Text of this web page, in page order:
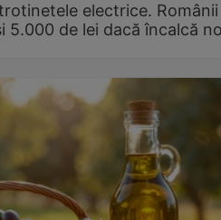
electrice.
5.000 de lei dacă încalcă